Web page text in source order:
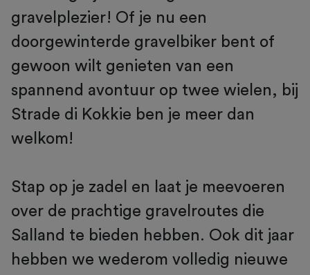
gravelplezier! Of je nu een
doorgewinterde gravelbiker bent of
gewoon wilt genieten van een
spannend avontuur op twee wielen, bij
Strade di Kokkie ben je meer dan
welkom!
Stap op je zadel en laat je meevoeren
over de prachtige gravelroutes die
Salland te bieden hebben. Ook dit jaar
hebben we wederom volledig nieuwe